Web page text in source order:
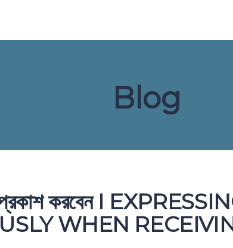
Blog
প্রকাশ করবেন I
WHEN